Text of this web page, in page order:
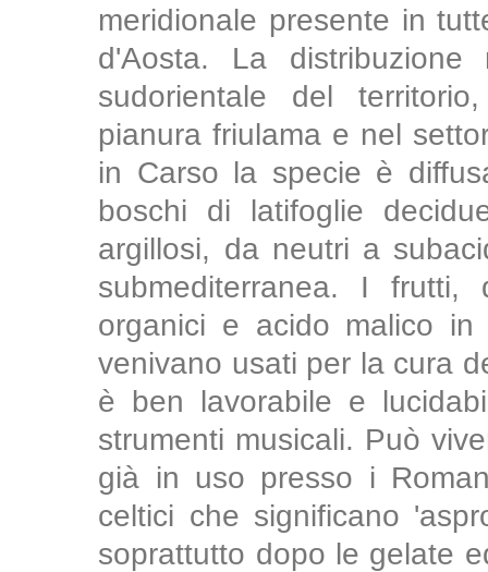
meridionale presente in
d'Aosta. La
sudorientale del
pianura friulama e nel
in Carso la specie è
boschi di latifoglie
argillosi, da neutri a
submediterranea. I frutti,
organici e acido malico in
venivano usati per la cura
è ben lavorabile e
strumenti musicali. Può
già in uso presso i
celtici che significano
soprattutto dopo le gelate